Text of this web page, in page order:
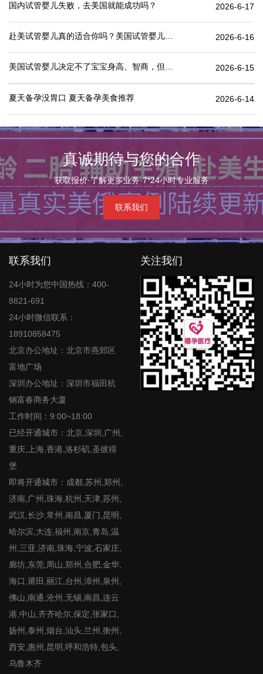
国内试管婴儿失败，去美国就能成功吗？ 2026-6-17
2026-6-16
2026-6-15
夏天备孕没胃口 夏天备孕美食推荐 2026-6-14
真诚期待与您的合作
获取报价·了解更多业务·7*24小时专业服务
联系我们
联系我们
24小时为您中国热线：400-
8821-691
24小时微信联系：
18910858475
北京办公地址：北京市燕郊区
富地广场
深圳办公地址：深圳市福田杭
钢富春商务大厦
工作时间：9:00~18:00
已经开通城市：北京,深圳,广州,
重庆,上海,香港,洛杉矶,圣彼得
堡
即将开通城市：成都,苏州,郑州,
济南,广州,珠海,杭州,天津,苏州,
武汉,长沙,常州,南昌,厦门,昆明,
哈尔滨,大连,福州,南京,青岛,温
州,三亚,济南,珠海,宁波,石家庄,
廊坊,东莞,周山,郑州,合肥,金华,
海口,莆田,丽江,台州,漳州,泉州,
佛山,南通,沧州,无锡,南昌,连云
港,中山,齐齐哈尔,保定,张家口,
扬州,泰州,烟台,汕头,兰州,衡州,
西安,惠州,昆明,呼和浩特,包头,
乌鲁木齐
关注我们